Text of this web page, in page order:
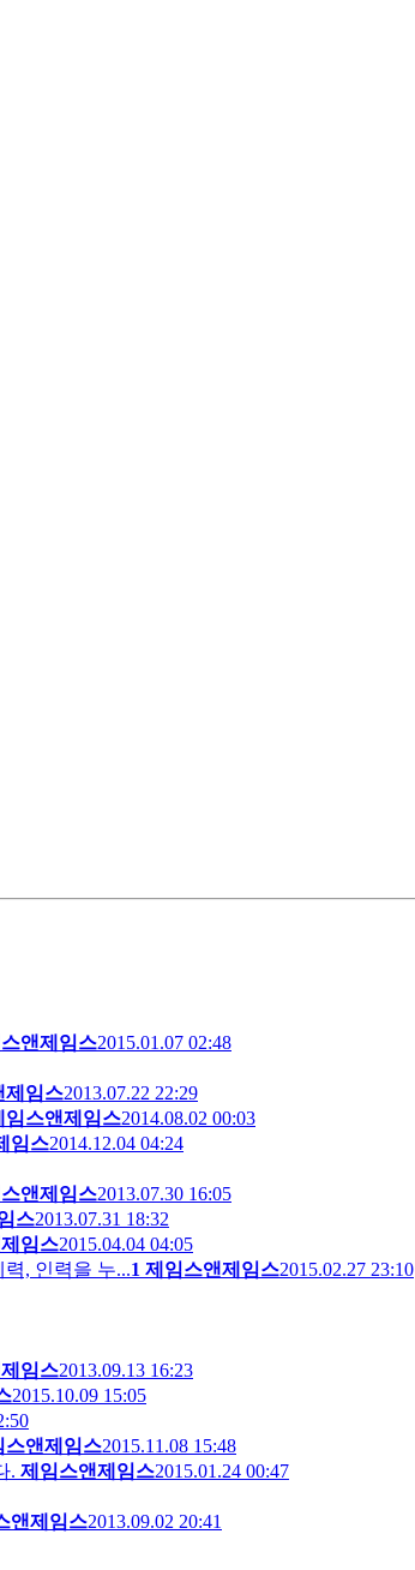
앤제임스2015.01.07 02:48
제임스2013.07.22 22:29
임스앤제임스2014.08.02 00:03
임스2014.12.04 04:24
앤제임스2013.07.30 16:05
스2013.07.31 18:32
임스2015.04.04 04:05
, 인력을 누...1 제임스앤제임스2015.02.27 23:10
임스2013.09.13 16:23
2015.10.09 15:05
스앤제임스2015.11.08 15:48
. 제임스앤제임스2015.01.24 00:47
앤제임스2013.09.02 20:41